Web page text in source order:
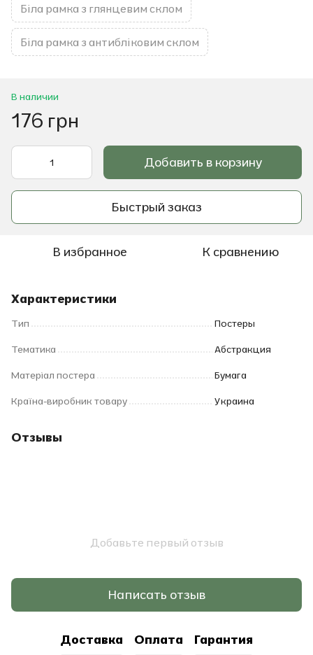
Біла рамка з глянцевим склом
Біла рамка з антибліковим склом
В наличии
176 грн
Добавить в корзину
Быстрый заказ
В избранное К сравнению
Характеристики
Тип Постеры
Тематика Абстракция
Матеріал постера Бумага
Країна-виробник товару Украина
Отзывы
Добавьте первый отзыв
Написать отзыв
Доставка Оплата Гарантия